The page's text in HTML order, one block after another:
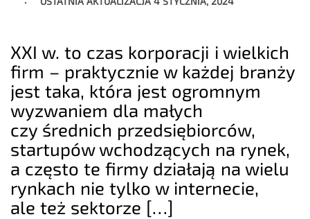
XXI w. to czas korporacji i wielkich
firm – praktycznie w każdej branży
jest taka, która jest ogromnym
wyzwaniem dla małych
czy średnich przedsiębiorców,
startupów wchodzących na rynek,
a często te firmy działają na wielu
rynkach nie tylko w internecie,
ale też sektorze […]